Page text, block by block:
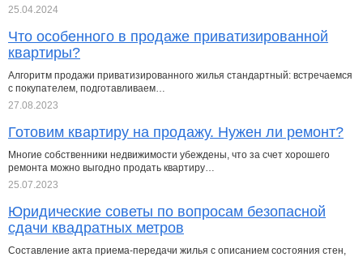
25.04.2024
Что особенного в продаже приватизированной
квартиры?
Алгоритм продажи приватизированного жилья стандартный: встречаемся
с покупателем, подготавливаем…
27.08.2023
Готовим квартиру на продажу. Нужен ли ремонт?
Многие собственники недвижимости убеждены, что за счет хорошего
ремонта можно выгодно продать квартиру…
25.07.2023
Юридические советы по вопросам безопасной
сдачи квадратных метров
Составление акта приема-передачи жилья с описанием состояния стен,